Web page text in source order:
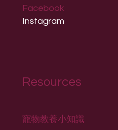
Facebook
Instagram
Resources
寵物教養小知識